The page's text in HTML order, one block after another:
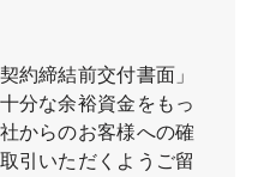
約締結前交付書面」
分な余裕資金をもっ
からのお客様への確
引いただくようご留